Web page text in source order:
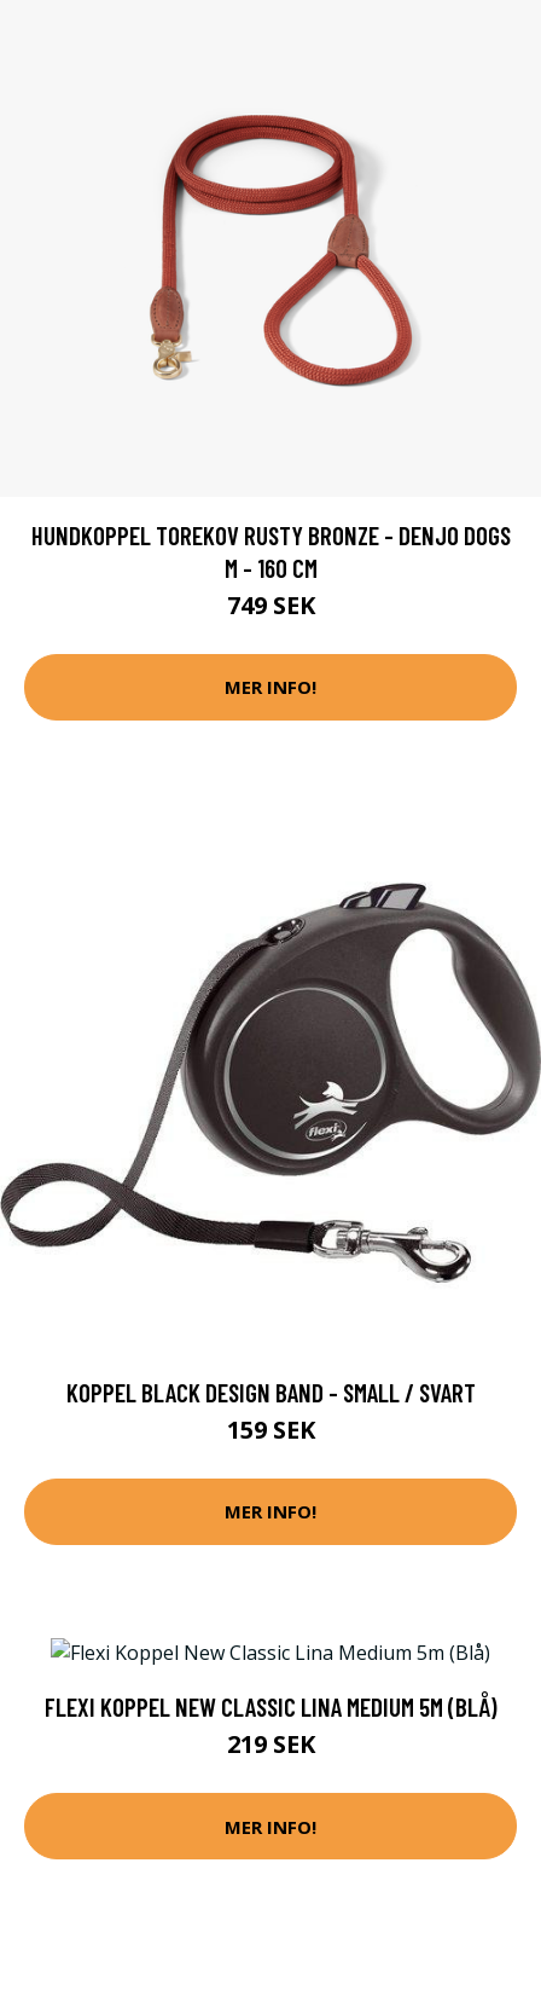
HUNDKOPPEL TOREKOV RUSTY BRONZE - DENJO DOGS
M - 160 CM
749 SEK
MER INFO!
KOPPEL BLACK DESIGN BAND - SMALL / SVART
159 SEK
MER INFO!
FLEXI KOPPEL NEW CLASSIC LINA MEDIUM 5M (BLÅ)
219 SEK
MER INFO!